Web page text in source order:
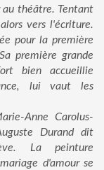
au théâtre. Tentant
vers l'écriture.
pour la première
première grande
bien accueillie
lui vaut les
Anne Carolus-
Durand dit
La peinture
d'amour se